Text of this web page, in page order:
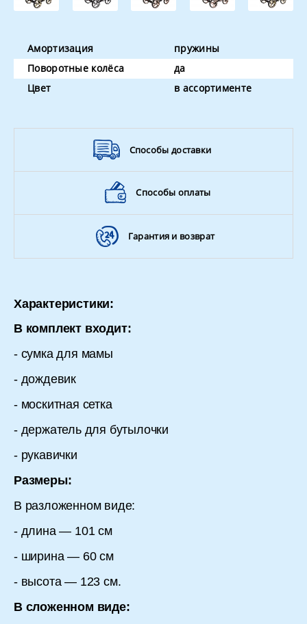
Амортизация
пружины
Поворотные колёса
да
Цвет
в ассортименте
Способы доставки
Способы оплаты
Гарантия и возврат
Характеристики:
В комплект входит:
- сумка для мамы
- дождевик
- москитная сетка
- держатель для бутылочки
- рукавички
Размеры:
В разложенном виде:
- длина — 101 см
- ширина — 60 см
- высота — 123 см.
В сложенном виде: